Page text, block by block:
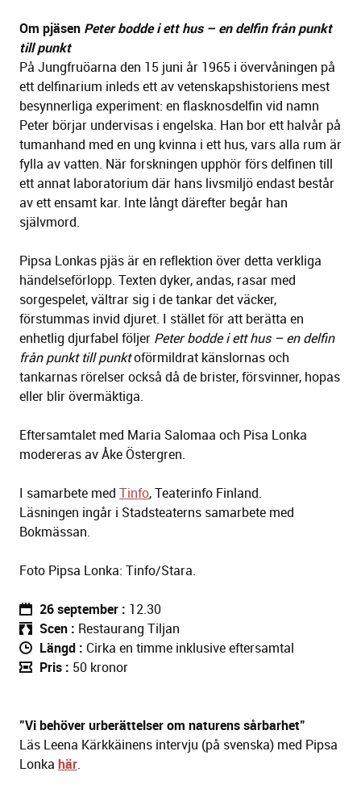
Om pjäsen Peter bodde i ett hus – en delfin från punkt
till punkt
På Jungfruöarna den 15 juni år 1965 i övervåningen på
ett delfinarium inleds ett av vetenskapshistoriens mest
besynnerliga experiment: en flasknosdelfin vid namn
Peter börjar undervisas i engelska. Han bor ett halvår på
tumanhand med en ung kvinna i ett hus, vars alla rum är
fylla av vatten. När forskningen upphör förs delfinen till
ett annat laboratorium där hans livsmiljö endast består
av ett ensamt kar. Inte långt därefter begår han
självmord.
Pipsa Lonkas pjäs är en reflektion över detta verkliga
händelseförlopp. Texten dyker, andas, rasar med
sorgespelet, vältrar sig i de tankar det väcker,
förstummas invid djuret. I stället för att berätta en
enhetlig djurfabel följer Peter bodde i ett hus – en delfin
från punkt till punktoförmildrat känslornas och
tankarnas rörelser också då de brister, försvinner, hopas
eller blir övermäktiga.
Eftersamtalet med Maria Salomaa och Pisa Lonka
modereras av Åke Östergren.
I samarbete med Tinfo, Teaterinfo Finland.
Läsningen ingår i Stadsteaterns samarbete med
Bokmässan.
Foto Pipsa Lonka: Tinfo/Stara.
26 september
12.30
Scen
Restaurang Tiljan
Längd
Cirka en timme inklusive eftersamtal
Pris
50 kronor
"Vi behöver urberättelser om naturens sårbarhet"
Läs Leena Kärkkäinens intervju (på svenska) med Pipsa
Lonka här.